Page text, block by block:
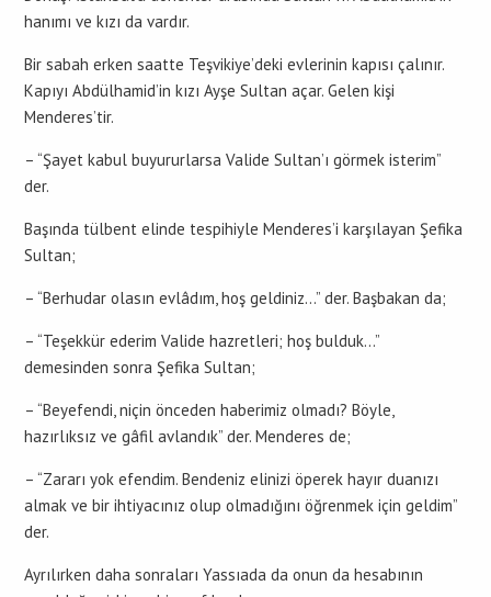
hanımı ve kızı da vardır.
Bir sabah erken saatte Teşvikiye’deki evlerinin kapısı çalınır.
Kapıyı Abdülhamid’in kızı Ayşe Sultan açar. Gelen kişi
Menderes’tir.
– “Şayet kabul buyururlarsa Valide Sultan’ı görmek isterim”
der.
Başında tülbent elinde tespihiyle Menderes’i karşılayan Şefika
Sultan;
– “Berhudar olasın evlâdım, hoş geldiniz…” der. Başbakan da;
– “Teşekkür ederim Valide hazretleri; hoş bulduk…”
demesinden sonra Şefika Sultan;
– “Beyefendi, niçin önceden haberimiz olmadı? Böyle,
hazırlıksız ve gâfil avlandık” der. Menderes de;
– “Zararı yok efendim. Bendeniz elinizi öperek hayır duanızı
almak ve bir ihtiyacınız olup olmadığını öğrenmek için geldim”
der.
Ayrılırken daha sonraları Yassıada da onun da hesabının